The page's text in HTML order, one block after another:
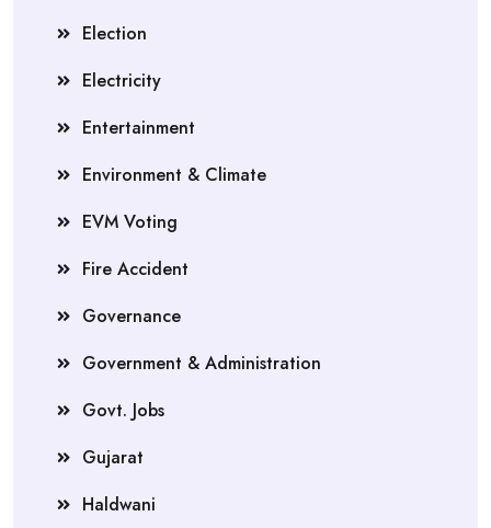
Election
Electricity
Entertainment
Environment & Climate
EVM Voting
Fire Accident
Governance
Government & Administration
Govt. Jobs
Gujarat
Haldwani